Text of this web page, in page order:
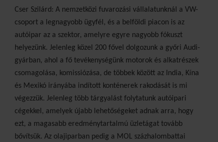
Cser Szilárd: A nemzetközi fuvarozási vállalatunknál a VW-
csoport a legnagyobb ügyfél, és a belföldi piacon is az
autóipar az a szektor, amelyre egyre nagyobb fókuszt
helyezünk. Jelenleg közel 200 fővel dolgozunk a győri Audi-
gyárban, ahol a fő tevékenységünk motorok és alkatrészek
csomagolása, komissiózása, de többek között az India, Kína
és Mexikó irányába indított konténerek rakodását is mi
végezzük. Jelenleg több tárgyalást folytatunk autóipari
cégekkel, amelyek újabb lehetőségeket adnak arra, hogy
ezt, a magasabb eredménytartalmú üzletágat tovább
bővítsük. Az olajiparban pedig a MOL százhalombattai